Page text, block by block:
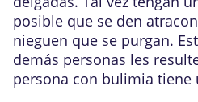
posible que se den
nieguen que se purgan.
demás personas les
persona con bulimia tiene